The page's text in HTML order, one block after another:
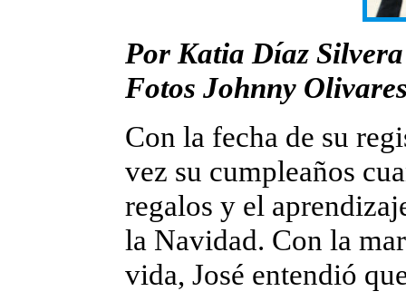
Por Katia Díaz Silvera
Fotos Johnny
Con la fecha de su
vez su cumpleaños
regalos y el
la Navidad. Con la
vida, José entendió